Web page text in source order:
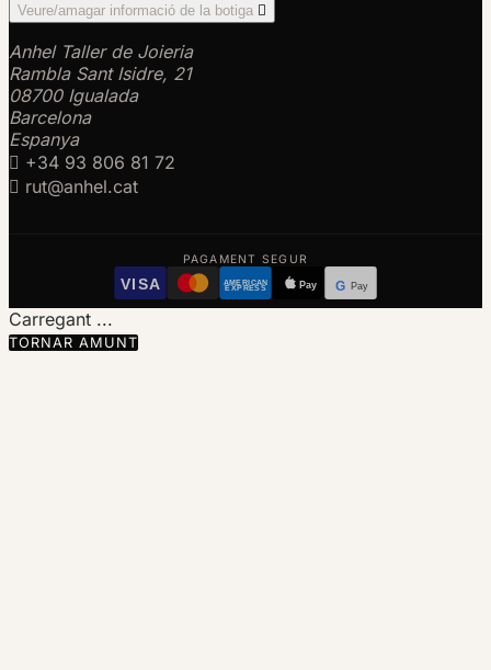
Veure/amagar informació de la botiga 
Anhel Taller de Joieria
Rambla Sant Isidre, 21
08700 Igualada
Barcelona
Espanya
 +34 93 806 81 72
 rut@anhel.cat
PAGAMENT SEGUR
VISA AMERICAN
EXPRESS Pay G Pay
Carregant ...
TORNAR AMUNT